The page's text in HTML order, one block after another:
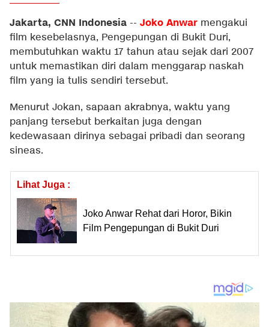
Jakarta, CNN Indonesia -- Joko Anwar mengakui
film kesebelasnya, Pengepungan di Bukit Duri,
membutuhkan waktu 17 tahun atau sejak dari 2007
untuk memastikan diri dalam menggarap naskah
film yang ia tulis sendiri tersebut.
Menurut Jokan, sapaan akrabnya, waktu yang
panjang tersebut berkaitan juga dengan
kedewasaan dirinya sebagai pribadi dan seorang
sineas.
Lihat Juga :
Joko Anwar Rehat dari Horor, Bikin
Film Pengepungan di Bukit Duri